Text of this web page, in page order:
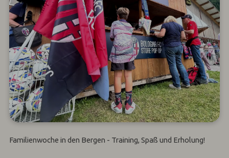
Familienwoche in den Bergen - Training, Spaß und Erholung!